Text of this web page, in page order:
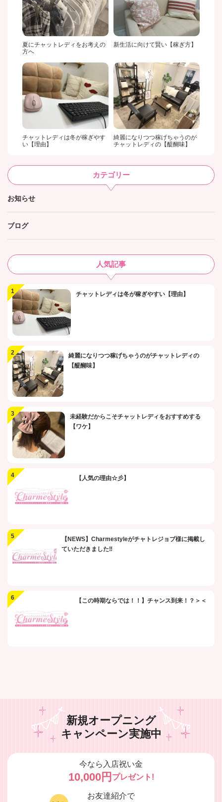
夏にチャットレディをお考えの
方へ
新生活に向けて賢い【稼ぎ方】
チャットレディは冬が稼ぎやす
い【理由】
綺麗になりつつ稼げちゃうのが
チャットレディの【醍醐味】
カテゴリー
お知らせ
ブログ
人気記事
チャットレディは冬が稼ぎやすい【理由】
綺麗になりつつ稼げちゃうのがチャットレディの
【醍醐味】
未経験だからこそチャットレディをおすすめする
【ワケ】
【人気の理由☆彡】
【NEWS】Charmestyleがチャトレジョブ様に掲載し
ていただきました‼
【この時期ならでは！！】チャンス到来！？＞＜
新規オープニング
キャンペーン実施中
今なら入店祝い金
10,000円 プレゼント!
お友達紹介で